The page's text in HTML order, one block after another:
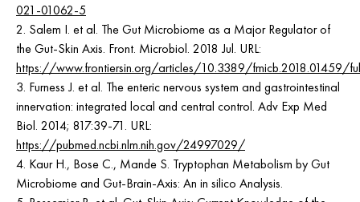
021-01062-5
2. Salem I. et al. The Gut Microbiome as a Major Regulator of
the Gut-Skin Axis. Front. Microbiol. 2018 Jul. URL:
https://www.frontiersin.org/articles/10.3389/fmicb.2018.01459/
3. Furness J. et al. The enteric nervous system and gastrointestinal
innervation: integrated local and central control. Adv Exp Med
Biol. 2014; 817:39-71. URL:
https://pubmed.ncbi.nlm.nih.gov/24997029/
4. Kaur H., Bose C., Mande S. Tryptophan Metabolism by Gut
Microbiome and Gut-Brain-Axis: An in silico Analysis.